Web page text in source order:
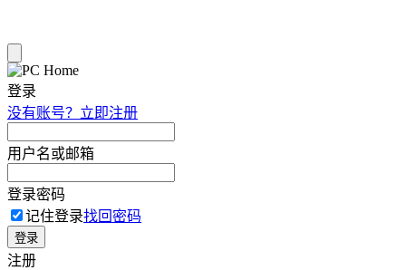
登录
没有账号？立即注册
用户名或邮箱
登录密码
记住登录找回密码
登录
注册